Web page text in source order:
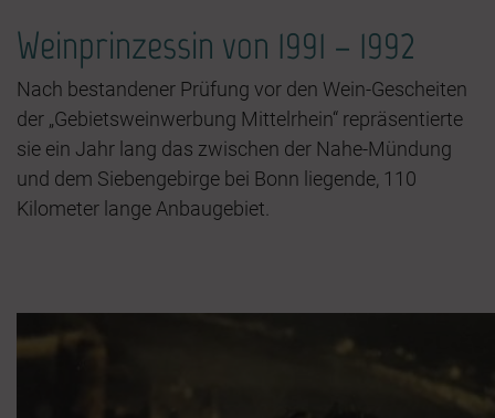
Weinprinzessin von 1991 – 1992
Nach bestandener Prüfung vor den Wein-Gescheiten
der „Gebietsweinwerbung Mittelrhein“ repräsentierte
sie ein Jahr lang das zwischen der Nahe-Mündung
und dem Siebengebirge bei Bonn liegende, 110
Kilometer lange Anbaugebiet.